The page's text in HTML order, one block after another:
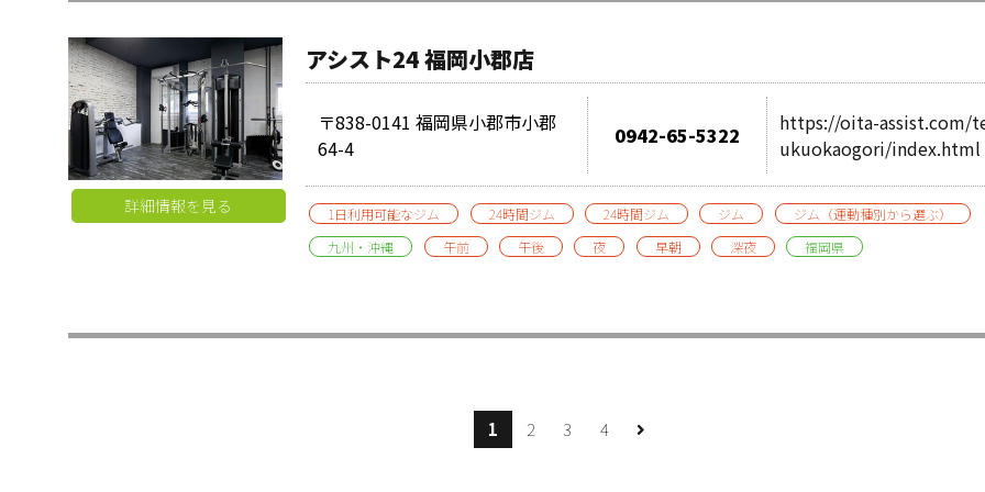
詳細情報を見る
アシスト24 福岡小郡店
〒838-0141 福岡県小郡市小郡
64-4
0942-65-5322
https://oita-assist.com/
ukuokaogori/index.html
1日利用可能なジム 24時間ジム 24時間ジム ジム
ジム（運動種別から選ぶ）
九州・沖縄
午前 午後 夜 早朝 深夜 福岡県
1 2 3 4